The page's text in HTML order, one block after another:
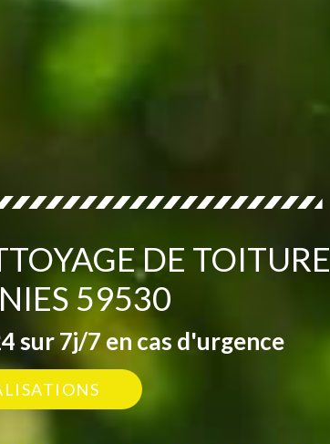
DE TOITURE
59530
sur 7j/7 en cas d'urgence